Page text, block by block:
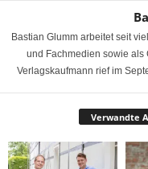
Bastian Glumm arbeitet seit
und Fachmedien sowie als
Verlagskaufmann rief im
Verwandte